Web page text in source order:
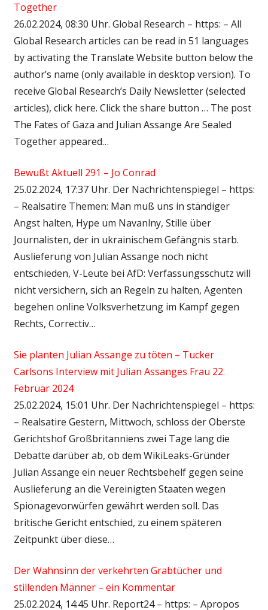
Together
26.02.2024, 08:30 Uhr. Global Research – https: – All
Global Research articles can be read in 51 languages
by activating the Translate Website button below the
author’s name (only available in desktop version). To
receive Global Research’s Daily Newsletter (selected
articles), click here. Click the share button … The post
The Fates of Gaza and Julian Assange Are Sealed
Together appeared…
Bewußt Aktuell 291 – Jo Conrad
25.02.2024, 17:37 Uhr. Der Nachrichtenspiegel – https:
– Realsatire Themen: Man muß uns in ständiger
Angst halten, Hype um Navanlny, Stille über
Journalisten, der in ukrainischem Gefängnis starb.
Auslieferung von Julian Assange noch nicht
entschieden, V-Leute bei AfD: Verfassungsschutz will
nicht versichern, sich an Regeln zu halten, Agenten
begehen online Volksverhetzung im Kampf gegen
Rechts, Correctiv…
Sie planten Julian Assange zu töten – Tucker
Carlsons Interview mit Julian Assanges Frau 22.
Februar 2024
25.02.2024, 15:01 Uhr. Der Nachrichtenspiegel – https:
– Realsatire Gestern, Mittwoch, schloss der Oberste
Gerichtshof Großbritanniens zwei Tage lang die
Debatte darüber ab, ob dem WikiLeaks-Gründer
Julian Assange ein neuer Rechtsbehelf gegen seine
Auslieferung an die Vereinigten Staaten wegen
Spionagevorwürfen gewährt werden soll. Das
britische Gericht entschied, zu einem späteren
Zeitpunkt über diese…
Der Wahnsinn der verkehrten Grabtücher und
stillenden Männer – ein Kommentar
25.02.2024, 14:45 Uhr. Report24 – https: – Apropos